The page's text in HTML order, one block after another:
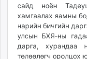
Eguur.mn
24tsag.mn
shuud.mn
eagle.mn
ergelt.mn
сайд ноён
хамгаалах яамны
нарийн бичгийн
улсын БХЯ-ны
дарга, хурандаа
төлөөлөгч оролцох